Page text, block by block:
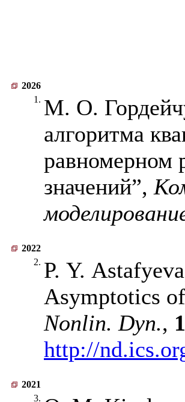
2026
1. М. О.
алгоритма
равномерном
значений”,
2022
2. P. Y.
Asymptotics
Nonlin. Dyn.,
http://
2021
3.